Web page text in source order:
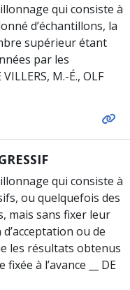
qui consiste à
d’échantillons, la
supérieur étant
par les
M.-É., OLF
qui consiste à
ou quelquefois des
mais sans fixer leur
ou de
les résultats obtenus
à l’avance __ DE